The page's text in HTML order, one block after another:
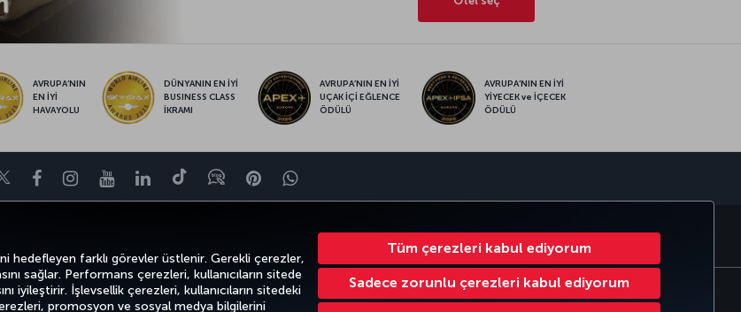
hedefleyen farklı görevler üstlenir. Gerekli çerezler,
sağlar. Performans çerezleri, kullanıcıların sitede
iyileştirir. İşlevsellik çerezleri, kullanıcıların sitedeki
promosyon ve sosyal medya bilgilerini
Tüm çerezleri kabul ediyorum
Sadece zorunlu çerezleri kabul ediyorum
AVRUPA’NIN
EN İYİ
HAVAYOLU
DÜNYANIN EN İYİ
BUSINESS CLASS
İKRAMI
AVRUPA’NIN EN İYİ
UÇAK İÇİ EĞLENCE
ÖDÜLÜ
AVRUPA’NIN EN İYİ
YİYECEK ve İÇECEK
ÖDÜLÜ
TwitterFacebookInstagram
YoutubeLinkedIn
TiktokBlogPinterestWhatsapp
CORPORATE CLUB TÜRK HAVA YOLLARI
Gizlilik ve Çerez Politikası Yasal Uyarı Yolcu Hakları